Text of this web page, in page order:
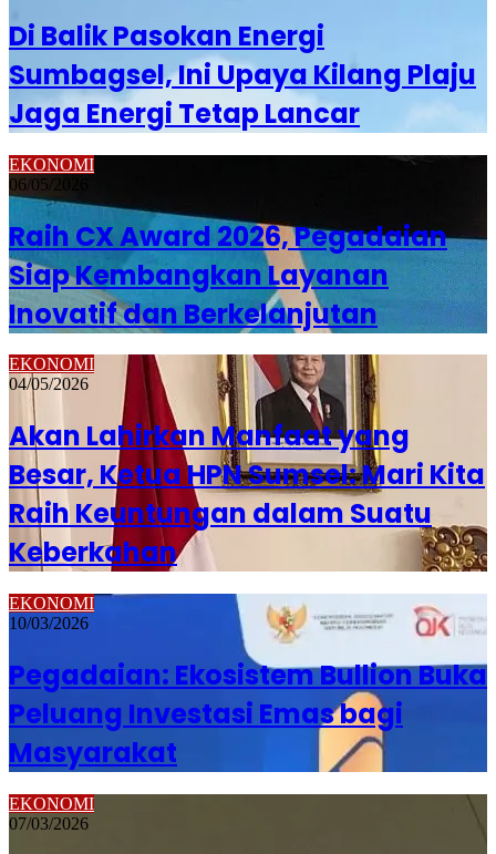
Di Balik Pasokan Energi
Sumbagsel, Ini Upaya Kilang Plaju
Jaga Energi Tetap Lancar
EKONOMI
06/05/2026
Raih CX Award 2026, Pegadaian
Siap Kembangkan Layanan
Inovatif dan Berkelanjutan
EKONOMI
04/05/2026
Akan Lahirkan Manfaat yang
Besar, Ketua HPN Sumsel: Mari Kita
Raih Keuntungan dalam Suatu
Keberkahan
EKONOMI
10/03/2026
Pegadaian: Ekosistem Bullion Buka
Peluang Investasi Emas bagi
Masyarakat
EKONOMI
07/03/2026